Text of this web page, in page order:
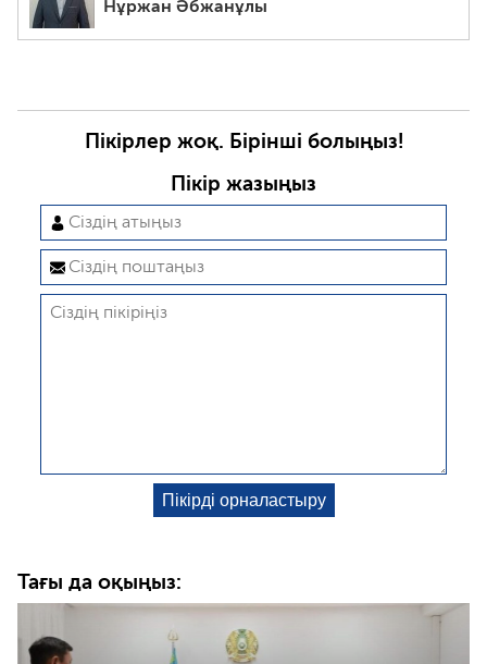
Нұржан Әбжанұлы
Пікірлер жоқ. Бірінші болыңыз!
Пікір жазыңыз
Тағы да оқыңыз: